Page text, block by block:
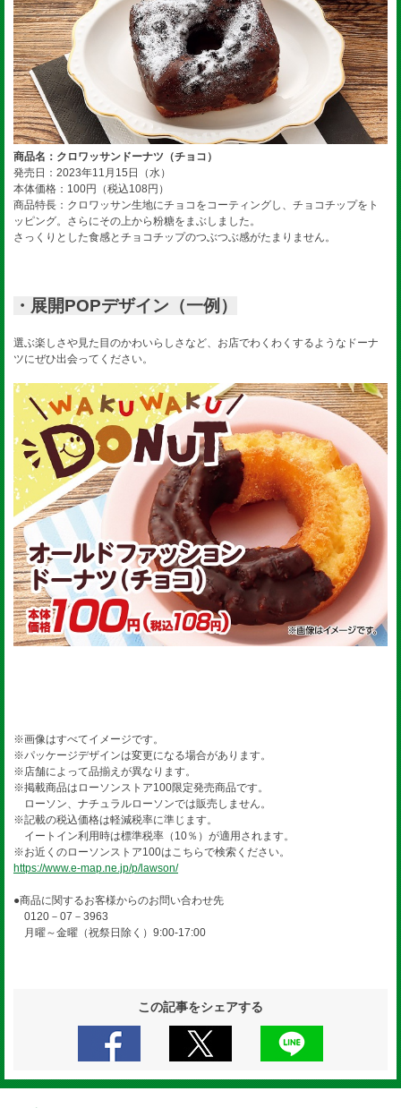
商品名：クロワッサンドーナツ（チョコ）
発売日：2023年11月15日（水）
本体価格：100円（税込108円）
商品特長：クロワッサン生地にチョコをコーティングし、チョコチップをト
ッピング。さらにその上から粉糖をまぶしました。
さっくりとした食感とチョコチップのつぶつぶ感がたまりません。
・展開POPデザイン（一例）
選ぶ楽しさや見た目のかわいらしさなど、お店でわくわくするようなドーナ
ツにぜひ出会ってください。
※画像はすべてイメージです。
※パッケージデザインは変更になる場合があります。
※店舗によって品揃えが異なります。
※掲載商品はローソンストア100限定発売商品です。
ローソン、ナチュラルローソンでは販売しません。
※記載の税込価格は軽減税率に準じます。
イートイン利用時は標準税率（10％）が適用されます。
※お近くのローソンストア100はこちらで検索ください。
https://www.e-map.ne.jp/p/lawson/
●商品に関するお客様からのお問い合わせ先
0120－07－3963
月曜～金曜（祝祭日除く）9:00-17:00
この記事をシェアする